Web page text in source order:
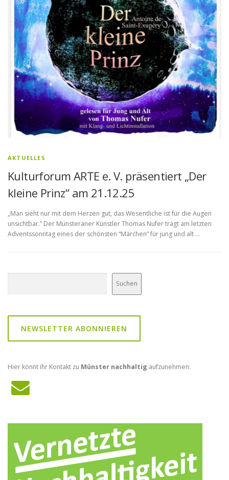
AKTUELLES
Kulturforum ARTE e. V. präsentiert „Der
kleine Prinz“ am 21.12.25
„Man sieht nur mit dem Herzen gut, das Wesentliche ist für die Augen
unsichtbar.” Der Münsteraner Künstler Thomas Nufer trägt am letzten
Adventssonntag eines der schönsten “Märchen” für jung und alt …
Suchen
NEWSLETTER ABONNIEREN
Hier könnt ihr Kontakt zu Münster nachhaltig aufzunehmen: